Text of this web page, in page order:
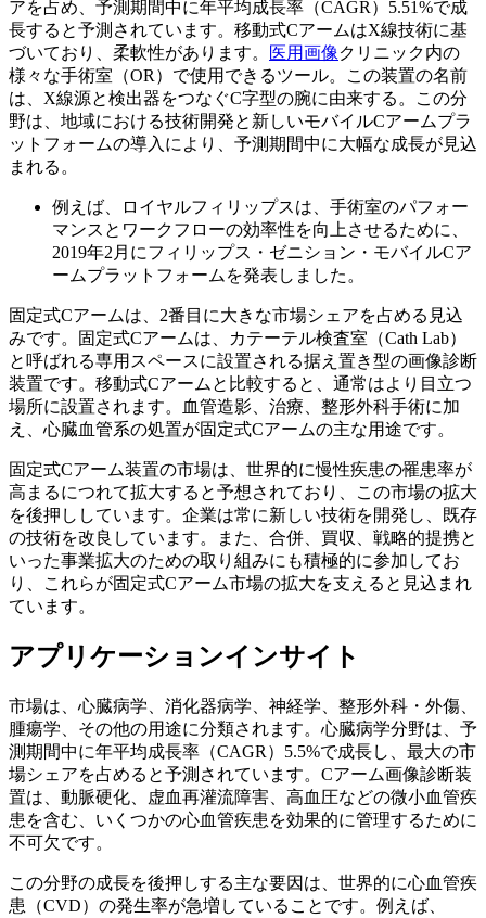
アを占め、予測期間中に年平均成長率（CAGR）5.51%で成
長すると予測されています。移動式CアームはX線技術に基
づいており、柔軟性があります。
医用画像クリニック内の
様々な手術室（OR）で使用できるツール。この装置の名前
は、X線源と検出器をつなぐC字型の腕に由来する。この分
野は、地域における技術開発と新しいモバイルCアームプラ
ットフォームの導入により、予測期間中に大幅な成長が見込
まれる。
例えば、ロイヤルフィリップスは、手術室のパフォー
マンスとワークフローの効率性を向上させるために、
2019年2月にフィリップス・ゼニション・モバイルCア
ームプラットフォームを発表しました。
固定式Cアームは、2番目に大きな市場シェアを占める見込
みです。固定式Cアームは、カテーテル検査室（Cath Lab）
と呼ばれる専用スペースに設置される据え置き型の画像診断
装置です。移動式Cアームと比較すると、通常はより目立つ
場所に設置されます。血管造影、治療、整形外科手術に加
え、心臓血管系の処置が固定式Cアームの主な用途です。
固定式Cアーム装置の市場は、世界的に慢性疾患の罹患率が
高まるにつれて拡大すると予想されており、この市場の拡大
を後押ししています。企業は常に新しい技術を開発し、既存
の技術を改良しています。また、合併、買収、戦略的提携と
いった事業拡大のための取り組みにも積極的に参加してお
り、これらが固定式Cアーム市場の拡大を支えると見込まれ
ています。
アプリケーションインサイト
市場は、心臓病学、消化器病学、神経学、整形外科・外傷、
腫瘍学、その他の用途に分類されます。心臓病学分野は、予
測期間中に年平均成長率（CAGR）5.5%で成長し、最大の市
場シェアを占めると予測されています。Cアーム画像診断装
置は、動脈硬化、虚血再灌流障害、高血圧などの微小血管疾
患を含む、いくつかの心血管疾患を効果的に管理するために
不可欠です。
この分野の成長を後押しする主な要因は、世界的に心血管疾
患（CVD）の発生率が急増していることです。例えば、